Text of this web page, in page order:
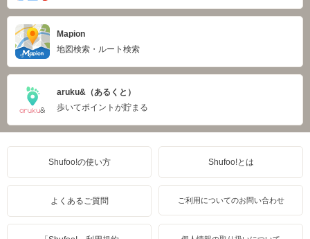
Mapion
地図検索・ルート検索
aruku&（あるくと）
歩いてポイントが貯まる
Shufoo!の使い方 Shufoo!とは
よくあるご質問 ご利用についてのお問い合わせ